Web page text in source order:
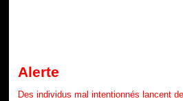
Alerte
Des individus mal intentionnés lancent